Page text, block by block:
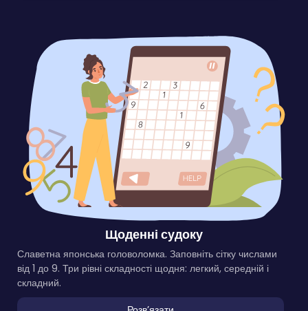
Щоденні судоку
Славетна японська головоломка. Заповніть сітку числами
від 1 до 9. Три рівні складності щодня: легкий, середній і
складний.